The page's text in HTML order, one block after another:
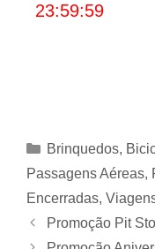
23:59:59
Categorias
Brinquedos,
Passagens Aéreas,
Encerradas,
Promoção Pit